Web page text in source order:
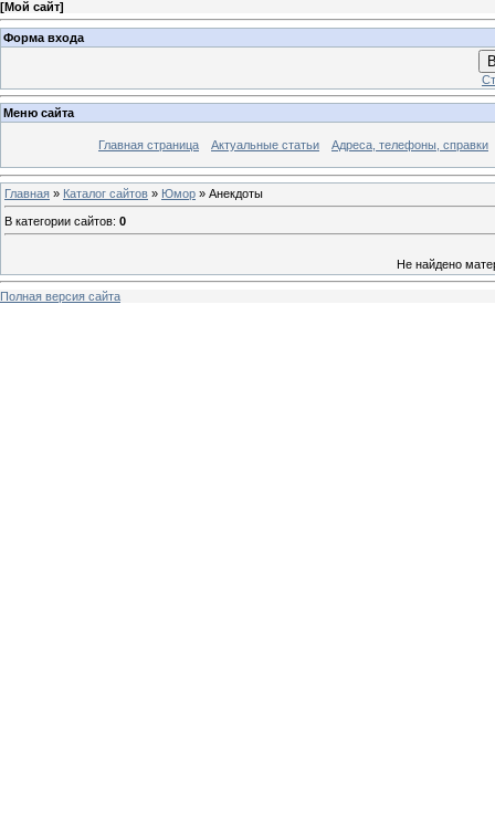
[Мой сайт]
Форма входа
Меню сайта
Главная страница Актуальные статьи Адреса, телефоны, справки
Главная » Каталог сайтов » Юмор » Анекдоты
В категории сайтов: 0
Не найдено
Полная версия сайта